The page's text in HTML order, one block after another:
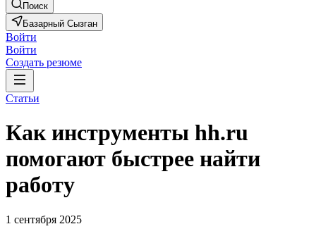
Поиск
Базарный Сызган
Войти
Войти
Создать резюме
Статьи
Как инструменты hh.ru
помогают быстрее найти
работу
1 сентября 2025